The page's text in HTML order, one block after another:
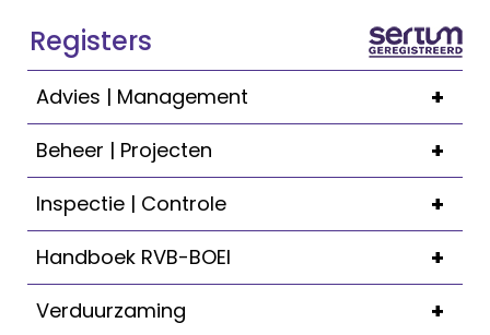
Registers
+
Advies | Management
+
Beheer | Projecten
+
Inspectie | Controle
+
Handboek RVB-BOEI
+
Verduurzaming